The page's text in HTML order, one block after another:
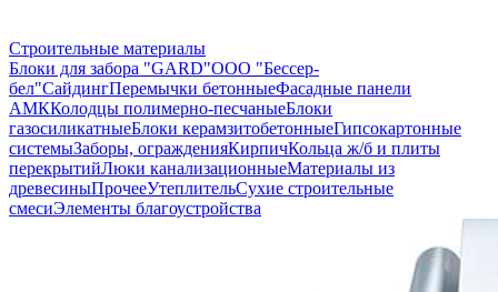
Строительные материалы
Блоки для забора "GARD"ООО "Бессер-
бел"СайдингПеремычки бетонныеФасадные панели
АМККолодцы полимерно-песчаныеБлоки
газосиликатныеБлоки керамзитобетонныеГипсокартонные
системыЗаборы, огражденияКирпичКольца ж/б и плиты
перекрытийЛюки канализационныеМатериалы из
древесиныПрочееУтеплительСухие строительные
смесиЭлементы благоустройства